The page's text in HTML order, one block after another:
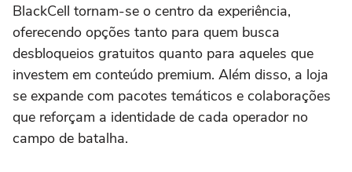
BlackCell tornam-se o centro da experiência,
oferecendo opções tanto para quem busca
desbloqueios gratuitos quanto para aqueles que
investem em conteúdo premium. Além disso, a loja
se expande com pacotes temáticos e colaborações
que reforçam a identidade de cada operador no
campo de batalha.